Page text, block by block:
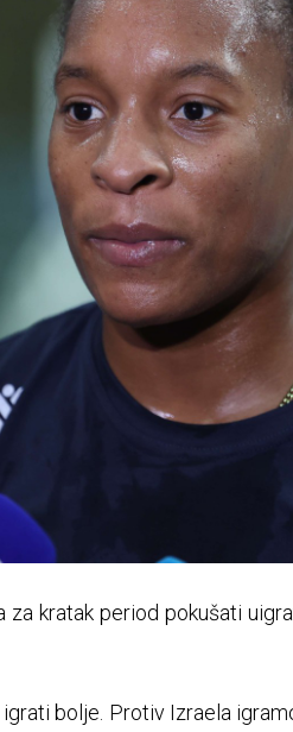
za kratak period pokušati
bolje. Protiv Izraela